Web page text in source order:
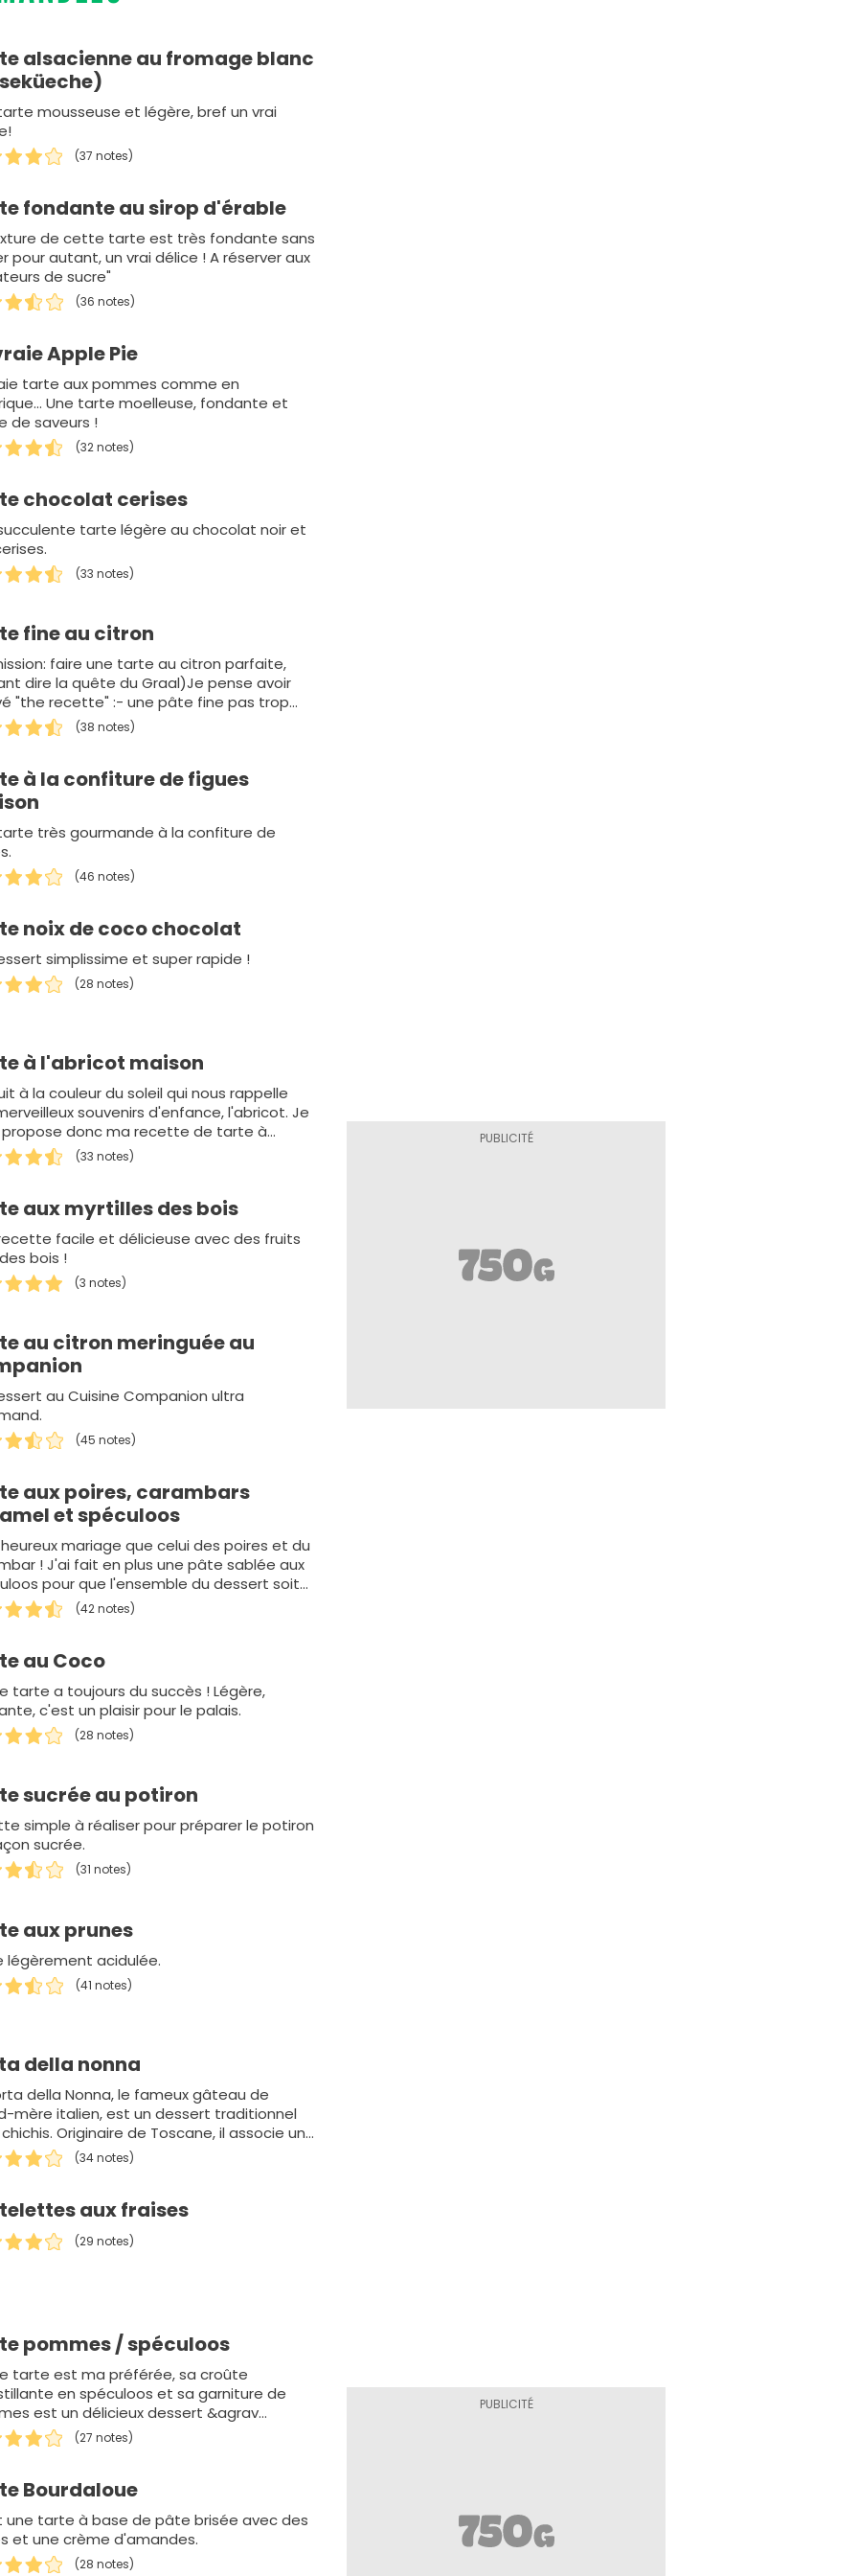
alsacienne au fromage blanc
mousseuse et légère, bref un vrai
(37 notes)
fondante au sirop d'érable
de cette tarte est très fondante sans
pour autant, un vrai délice ! A réserver aux
de sucre"
(36 notes)
Apple Pie
tarte aux pommes comme en
Une tarte moelleuse, fondante et
de saveurs !
(32 notes)
chocolat cerises
tarte légère au chocolat noir et
(33 notes)
fine au citron
faire une tarte au citron parfaite,
dire la quête du Graal)Je pense avoir
"the recette" :- une pâte fine pas trop
une garniture g…
(38 notes)
à la confiture de figues
très gourmande à la confiture de
(46 notes)
noix de coco chocolat
simplissime et super rapide !
(28 notes)
à l'abricot maison
à la couleur du soleil qui nous rappelle
souvenirs d'enfance, l'abricot. Je
propose donc ma recette de tarte à…
(33 notes)
aux myrtilles des bois
facile et délicieuse avec des fruits
bois !
(3 notes)
au citron meringuée au
au Cuisine Companion ultra
(45 notes)
aux poires, carambars
et spéculoos
mariage que celui des poires et du
! J'ai fait en plus une pâte sablée aux
pour que l'ensemble du dessert soit
d'un point…
(42 notes)
au Coco
tarte a toujours du succès ! Légère,
c'est un plaisir pour le palais.
(28 notes)
sucrée au potiron
simple à réaliser pour préparer le potiron
sucrée.
(31 notes)
aux prunes
légèrement acidulée.
(41 notes)
della nonna
della Nonna, le fameux gâteau de
mère italien, est un dessert traditionnel
Originaire de Toscane, il associe une
(34 notes)
aux fraises
(29 notes)
pommes / spéculoos
tarte est ma préférée, sa croûte
en spéculoos et sa garniture de
est un délicieux dessert &agrav…
(27 notes)
Bourdaloue
une tarte à base de pâte brisée avec des
et une crème d'amandes.
(28 notes)